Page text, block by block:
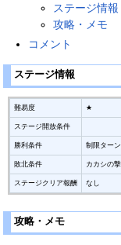
ステージ情報
攻略・メモ
コメント
ステージ情報
難易度 ★
ステージ開放条件
勝利条件 制限ター
敗北条件 カカシの
ステージクリア報酬 なし
攻略・メモ